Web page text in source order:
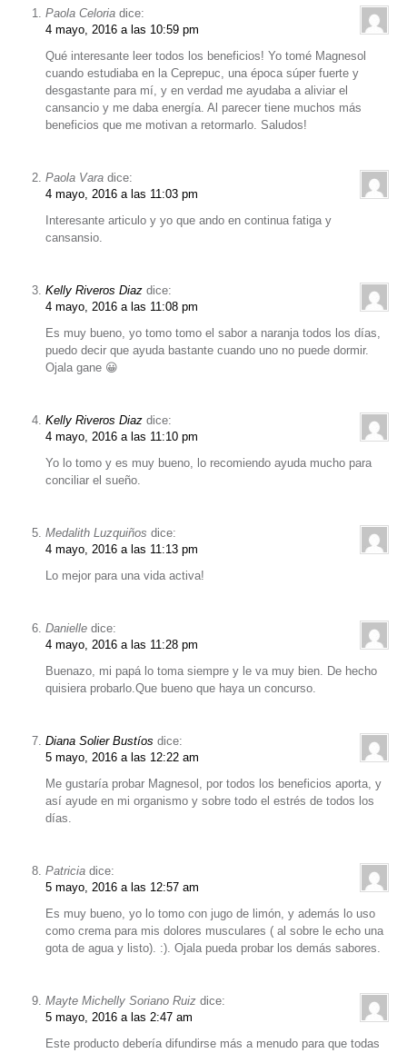
Paola Celoria dice:
4 mayo, 2016 a las 10:59 pm
Qué interesante leer todos los beneficios! Yo tomé Magnesol
cuando estudiaba en la Ceprepuc, una época súper fuerte y
desgastante para mí, y en verdad me ayudaba a aliviar el
cansancio y me daba energía. Al parecer tiene muchos más
beneficios que me motivan a retormarlo. Saludos!
Paola Vara dice:
4 mayo, 2016 a las 11:03 pm
Interesante articulo y yo que ando en continua fatiga y
cansansio.
Kelly Riveros Diaz dice:
4 mayo, 2016 a las 11:08 pm
Es muy bueno, yo tomo tomo el sabor a naranja todos los días,
puedo decir que ayuda bastante cuando uno no puede dormir.
Ojala gane 😀
Kelly Riveros Diaz dice:
4 mayo, 2016 a las 11:10 pm
Yo lo tomo y es muy bueno, lo recomiendo ayuda mucho para
conciliar el sueño.
Medalith Luzquiños dice:
4 mayo, 2016 a las 11:13 pm
Lo mejor para una vida activa!
Danielle dice:
4 mayo, 2016 a las 11:28 pm
Buenazo, mi papá lo toma siempre y le va muy bien. De hecho
quisiera probarlo.Que bueno que haya un concurso.
Diana Solier Bustíos dice:
5 mayo, 2016 a las 12:22 am
Me gustaría probar Magnesol, por todos los beneficios aporta, y
así ayude en mi organismo y sobre todo el estrés de todos los
días.
Patricia dice:
5 mayo, 2016 a las 12:57 am
Es muy bueno, yo lo tomo con jugo de limón, y además lo uso
como crema para mis dolores musculares ( al sobre le echo una
gota de agua y listo). :). Ojala pueda probar los demás sabores.
Mayte Michelly Soriano Ruiz dice:
5 mayo, 2016 a las 2:47 am
Este producto debería difundirse más a menudo para que todas